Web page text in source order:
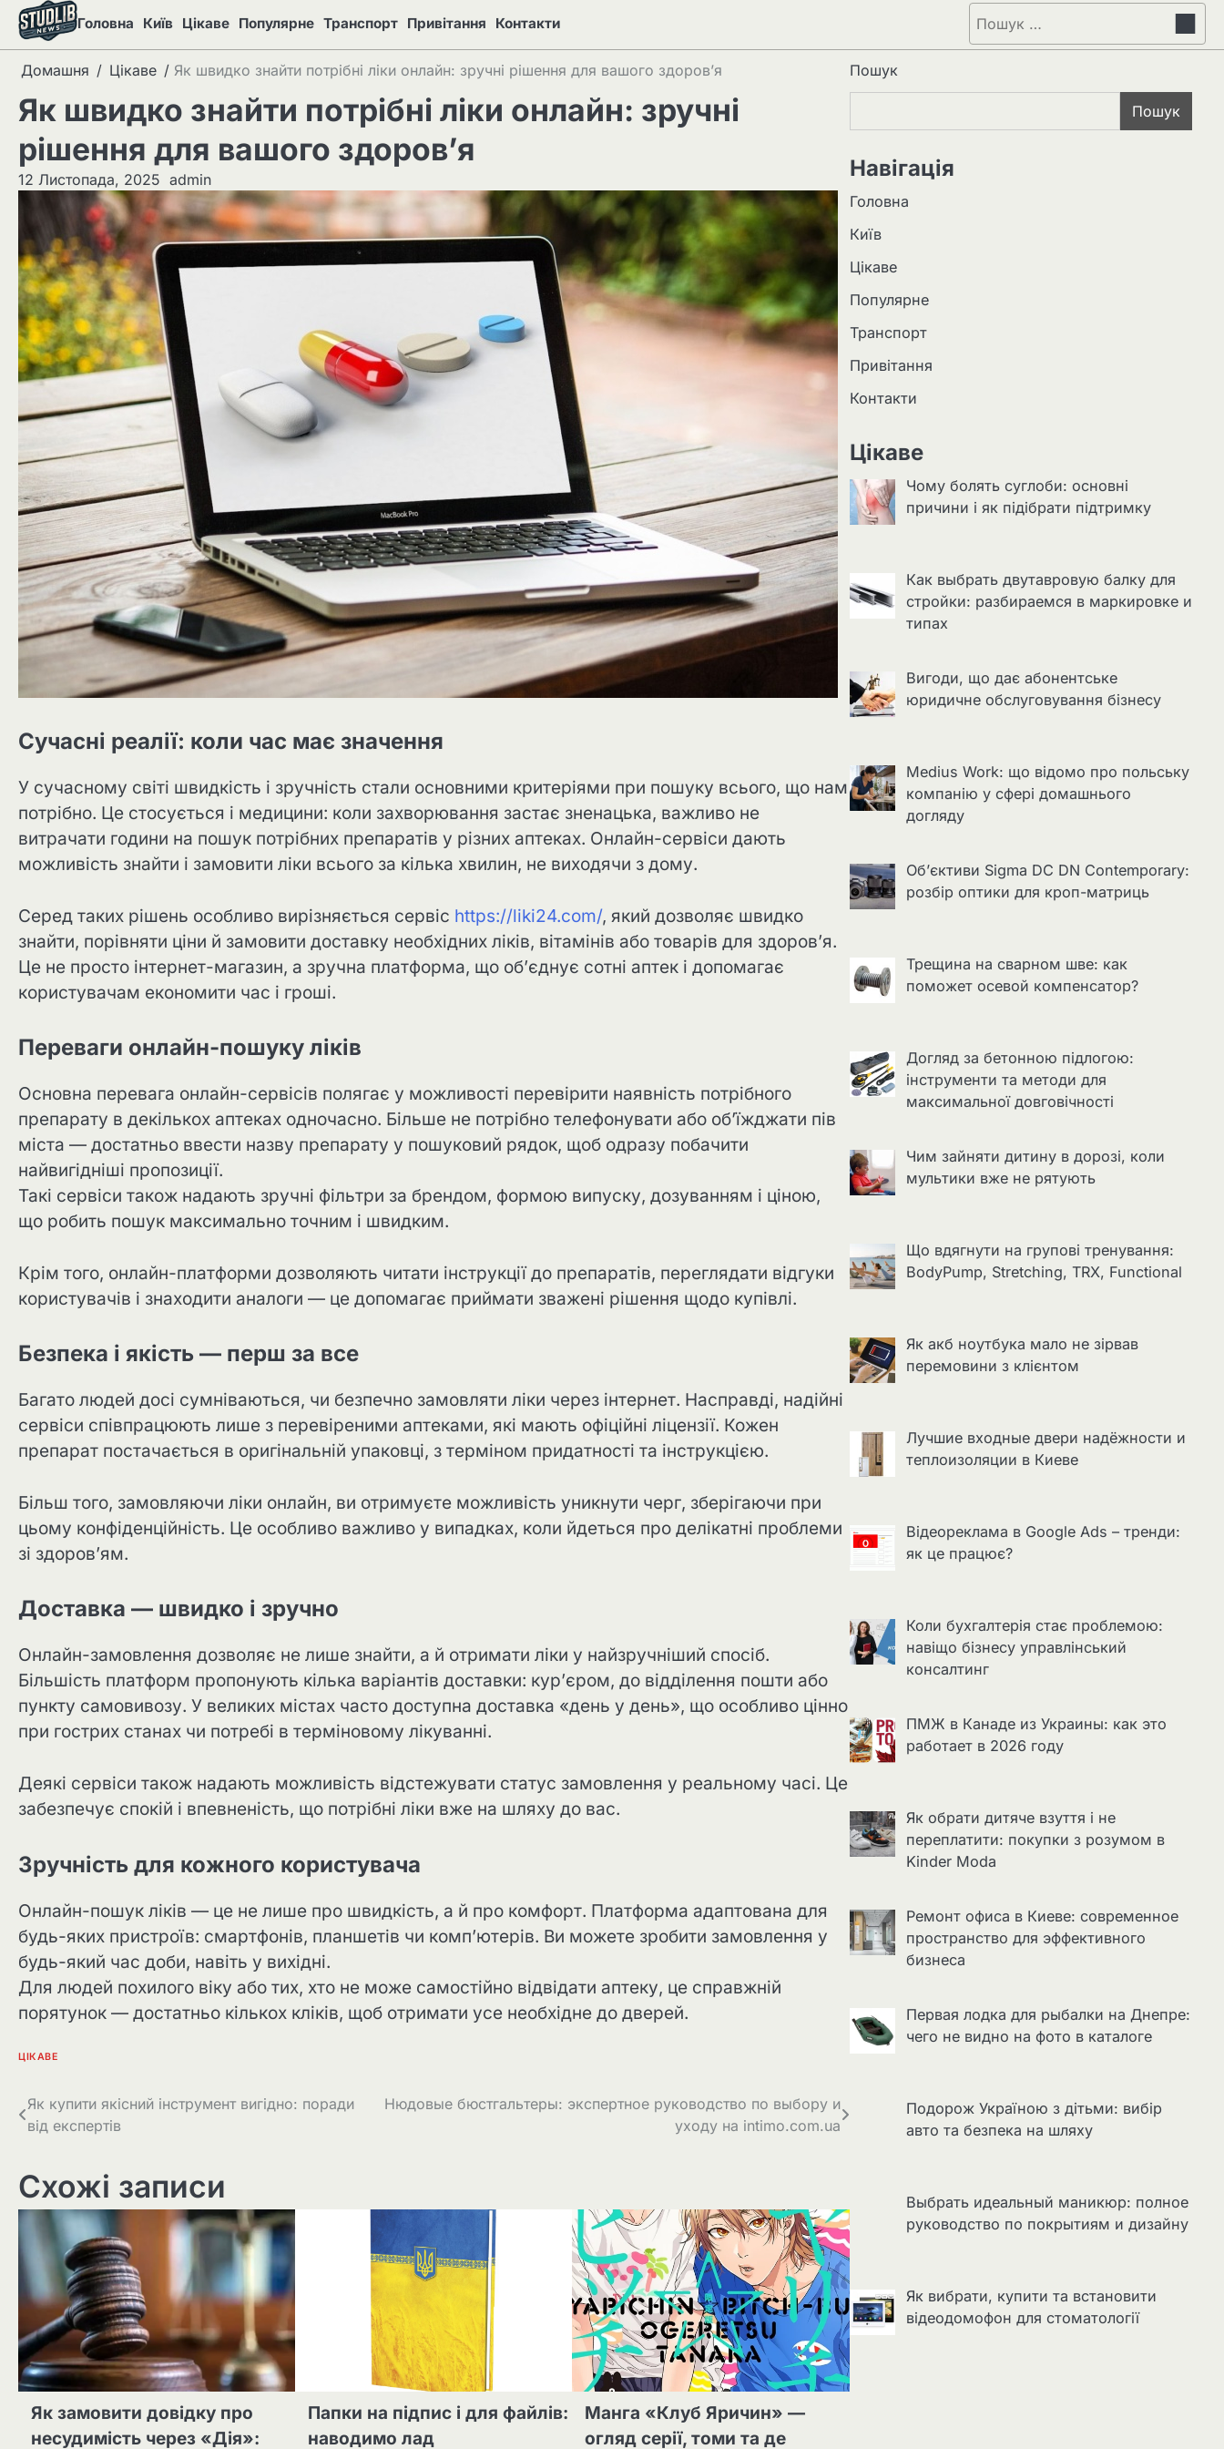
Перейти
вмісту
Головна Київ Цікаве Популярне Транспорт Привітання Контакти Пошук:
Домашня Цікаве Як швидко знайти потрібні ліки онлайн: зручні рішення для вашого здоров’я
Як швидко знайти потрібні ліки онлайн: зручні
рішення для вашого здоров’я
12 Листопада, 2025 admin
Сучасні реалії: коли час має значення
У сучасному світі швидкість і зручність стали основними критеріями при пошуку всього, що нам
потрібно. Це стосується і медицини: коли захворювання застає зненацька, важливо не
витрачати години на пошук потрібних препаратів у різних аптеках. Онлайн-сервіси дають
можливість знайти і замовити ліки всього за кілька хвилин, не виходячи з дому.
Серед таких рішень особливо вирізняється сервіс https://liki24.com/, який дозволяє швидко
знайти, порівняти ціни й замовити доставку необхідних ліків, вітамінів або товарів для здоров’я.
Це не просто інтернет-магазин, а зручна платформа, що об’єднує сотні аптек і допомагає
користувачам економити час і гроші.
Переваги онлайн-пошуку ліків
Основна перевага онлайн-сервісів полягає у можливості перевірити наявність потрібного
препарату в декількох аптеках одночасно. Більше не потрібно телефонувати або об’їжджати пів
міста — достатньо ввести назву препарату у пошуковий рядок, щоб одразу побачити
найвигідніші пропозиції.
Такі сервіси також надають зручні фільтри за брендом, формою випуску, дозуванням і ціною,
що робить пошук максимально точним і швидким.
Крім того, онлайн-платформи дозволяють читати інструкції до препаратів, переглядати відгуки
користувачів і знаходити аналоги — це допомагає приймати зважені рішення щодо купівлі.
Безпека і якість — перш за все
Багато людей досі сумніваються, чи безпечно замовляти ліки через інтернет. Насправді, надійні
сервіси співпрацюють лише з перевіреними аптеками, які мають офіційні ліцензії. Кожен
препарат постачається в оригінальній упаковці, з терміном придатності та інструкцією.
Більш того, замовляючи ліки онлайн, ви отримуєте можливість уникнути черг, зберігаючи при
цьому конфіденційність. Це особливо важливо у випадках, коли йдеться про делікатні проблеми
зі здоров’ям.
Доставка — швидко і зручно
Онлайн-замовлення дозволяє не лише знайти, а й отримати ліки у найзручніший спосіб.
Більшість платформ пропонують кілька варіантів доставки: кур’єром, до відділення пошти або
пункту самовивозу. У великих містах часто доступна доставка «день у день», що особливо цінно
при гострих станах чи потребі в терміновому лікуванні.
Деякі сервіси також надають можливість відстежувати статус замовлення у реальному часі. Це
забезпечує спокій і впевненість, що потрібні ліки вже на шляху до вас.
Зручність для кожного користувача
Онлайн-пошук ліків — це не лише про швидкість, а й про комфорт. Платформа адаптована для
будь-яких пристроїв: смартфонів, планшетів чи комп’ютерів. Ви можете зробити замовлення у
будь-який час доби, навіть у вихідні.
Для людей похилого віку або тих, хто не може самостійно відвідати аптеку, це справжній
порятунок — достатньо кількох кліків, щоб отримати усе необхідне до дверей.
ЦІКАВЕ
Навігація
записів
Як купити якісний інструмент вигідно: поради
від експертів
Нюдовые бюстгальтеры: экспертное руководство по выбору и
уходу на intimo.com.ua
Схожі записи
Як замовити довідку про
несудимість через «Дія»:
Папки на підпис і для файлів:
наводимо лад
Манга «Клуб Яричин» —
огляд серії, томи та де
Пошук
Пошук
Навігація
Головна
Київ
Цікаве
Популярне
Транспорт
Привітання
Контакти
Цікаве
Чому болять суглоби: основні
причини і як підібрати підтримку
Как выбрать двутавровую балку для
стройки: разбираемся в маркировке и
типах
Вигоди, що дає абонентське
юридичне обслуговування бізнесу
Medius Work: що відомо про польську
компанію у сфері домашнього
догляду
Об’єктиви Sigma DC DN Contemporary:
розбір оптики для кроп-матриць
Трещина на сварном шве: как
поможет осевой компенсатор?
Догляд за бетонною підлогою:
інструменти та методи для
максимальної довговічності
Чим зайняти дитину в дорозі, коли
мультики вже не рятують
Що вдягнути на групові тренування:
BodyPump, Stretching, TRX, Functional
Як акб ноутбука мало не зірвав
перемовини з клієнтом
Лучшие входные двери надёжности и
теплоизоляции в Киеве
Відеореклама в Google Ads – тренди:
як це працює?
Коли бухгалтерія стає проблемою:
навіщо бізнесу управлінський
консалтинг
ПМЖ в Канаде из Украины: как это
работает в 2026 году
Як обрати дитяче взуття і не
переплатити: покупки з розумом в
Kinder Moda
Ремонт офиса в Киеве: современное
пространство для эффективного
бизнеса
Первая лодка для рыбалки на Днепре:
чего не видно на фото в каталоге
Подорож Україною з дітьми: вибір
авто та безпека на шляху
Выбрать идеальный маникюр: полное
руководство по покрытиям и дизайну
Як вибрати, купити та встановити
відеодомофон для стоматології